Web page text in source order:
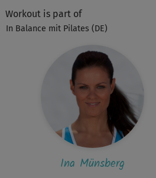
Roland989
Kurs - hat Spaß gemacht
für den guten Kurs
Workout is part of
In Balance mit Pilates (DE)
Ina Münsberg